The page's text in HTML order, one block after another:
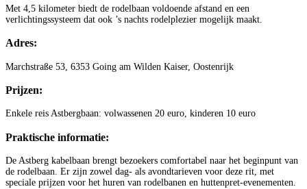
Met 4,5 kilometer biedt de rodelbaan voldoende afstand en een
verlichtingssysteem dat ook ’s nachts rodelplezier mogelijk maakt.
Adres:
Marchstraße 53, 6353 Going am Wilden Kaiser, Oostenrijk
Prijzen:
Enkele reis Astbergbaan: volwassenen 20 euro, kinderen 10 euro
Praktische informatie:
De Astberg kabelbaan brengt bezoekers comfortabel naar het beginpunt van
de rodelbaan. Er zijn zowel dag- als avondtarieven voor deze rit, met
speciale prijzen voor het huren van rodelbanen en huttenpret-evenementen.